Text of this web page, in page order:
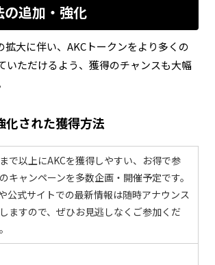
追加・強化
拡大に伴い、AKCトークンをより多くの
いただけるよう、獲得のチャンスも大幅
化された獲得方法
で以上にAKCを獲得しやすい、お得で参
キャンペーンを多数企画・開催予定です。
公式サイトでの最新情報は随時アナウンス
ますので、ぜひお見逃しなくご参加くだ